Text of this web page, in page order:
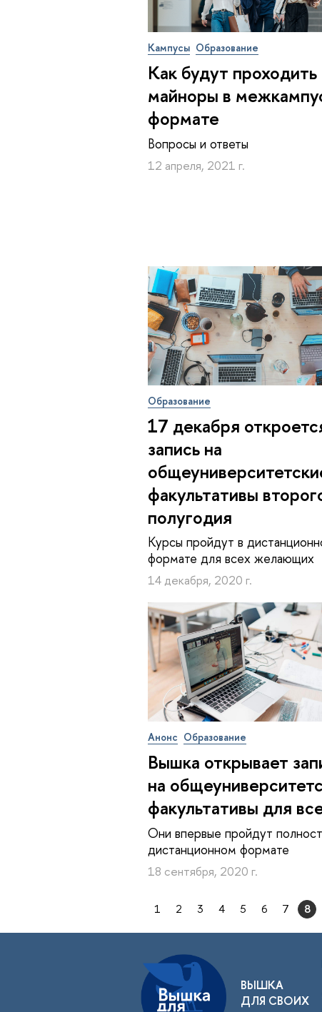
Кампусы Образование
Как будут проходить
майноры в
формате
Вопросы и ответы
12 апреля, 2021 г.
Образование
17 декабря
запись на
факультативы
полугодия
Курсы пройдут в
формате для всех желающих
14 декабря, 2020 г.
Анонс Образование
Вышка открывает
на
факультативы для
Они впервые пройдут
дистанционном формате
18 сентября, 2020 г.
1 2 3 4 5 6 7 8
ВЫШКА
ДЛЯ СВОИХ